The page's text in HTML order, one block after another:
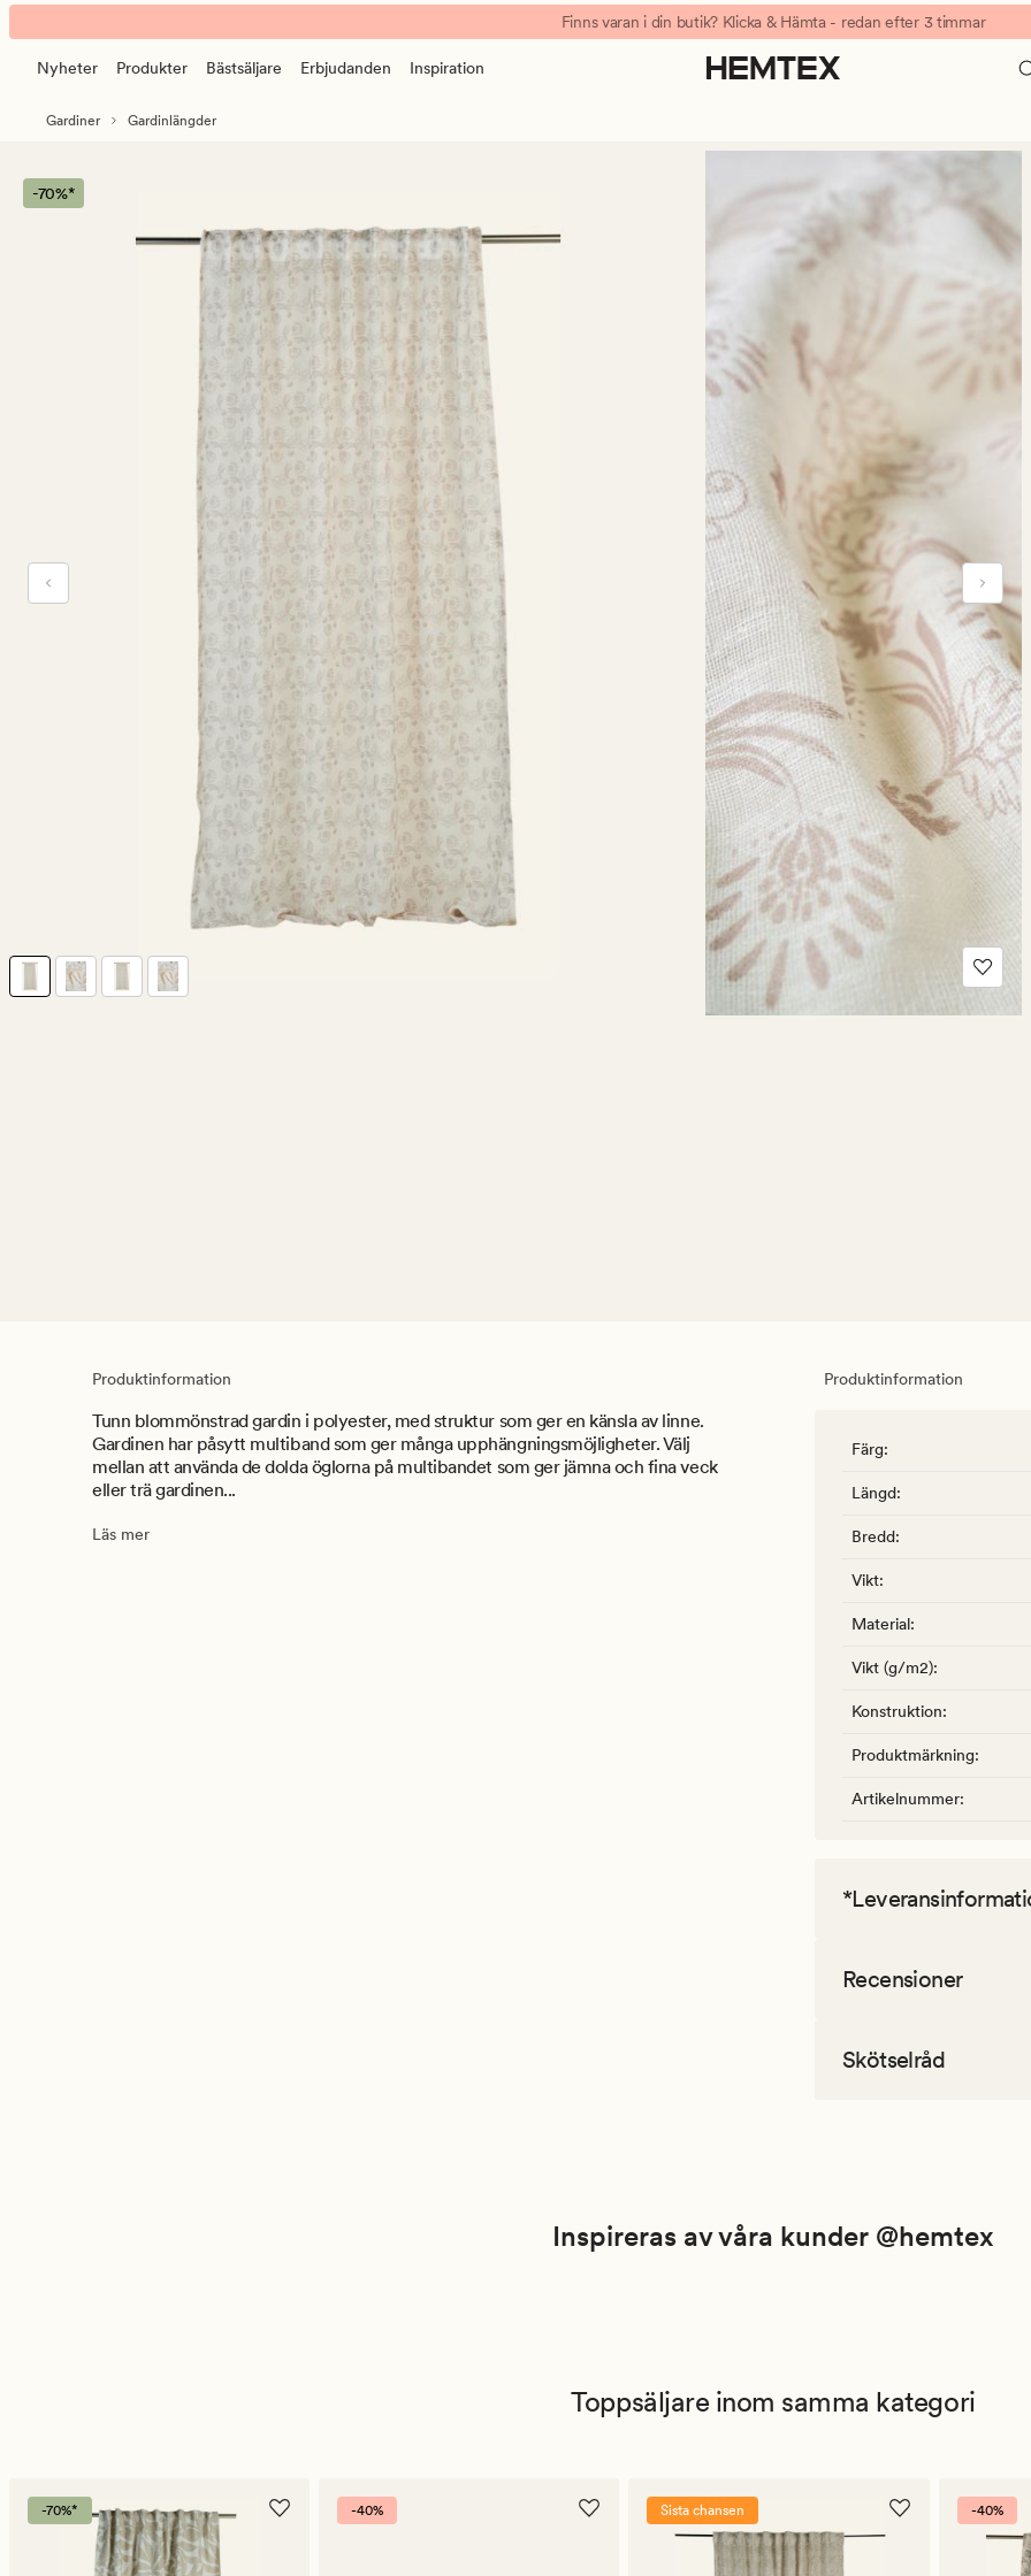
Flora
gardin
beige
banner.
Klicka
ESCAPE
att
pausa.
Finns varan i din butik? Klicka & Hämta - redan efter 3 timmar
Nyheter Produkter Bästsäljare Erbjudanden Inspiration
Gardiner Gardinlängder
-70%*
Produktinformation
Tunn blommönstrad gardin i polyester, med struktur som ger en känsla av linne.
Gardinen har påsytt multiband som ger många upphängningsmöjligheter. Välj
mellan att använda de dolda öglorna på multibandet som ger jämna och fina veck
eller trä gardinen...
Läs mer
Produktinformation
Färg:
Längd:
Bredd:
Vikt:
Material:
Vikt (g/m2):
Konstruktion:
Produktmärkning:
Artikelnummer:
Recensioner
Skötselråd
Inspireras av våra kunder @hemtex
Toppsäljare inom samma kategori
-70%* -40% Sista chansen -40%